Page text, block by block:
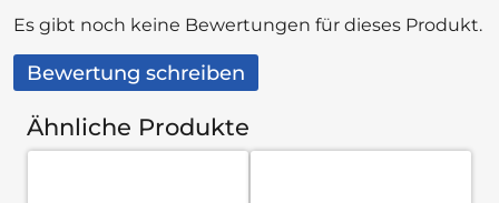
Es gibt noch keine Bewertungen für dieses Produkt.
Bewertung schreiben
Ähnliche Produkte